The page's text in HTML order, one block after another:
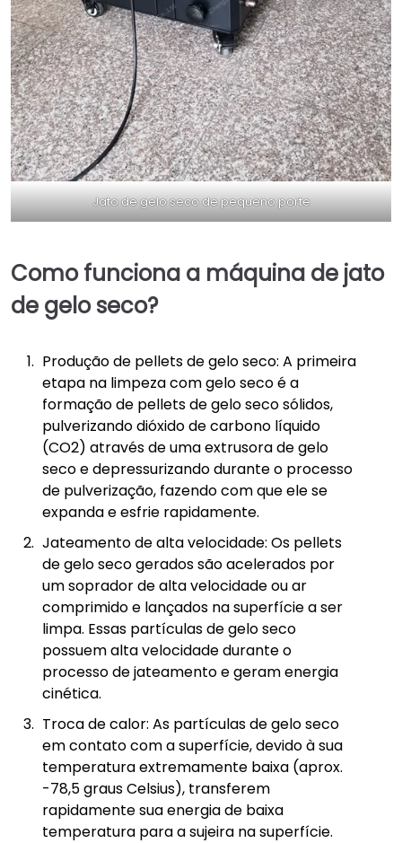
Jato de gelo seco de pequeno porte
Como funciona a máquina de jato
de gelo seco?
Produção de pellets de gelo seco: A primeira
etapa na limpeza com gelo seco é a
formação de pellets de gelo seco sólidos,
pulverizando dióxido de carbono líquido
(CO2) através de uma extrusora de gelo
seco e depressurizando durante o processo
de pulverização, fazendo com que ele se
expanda e esfrie rapidamente.
Jateamento de alta velocidade: Os pellets
de gelo seco gerados são acelerados por
um soprador de alta velocidade ou ar
comprimido e lançados na superfície a ser
limpa. Essas partículas de gelo seco
possuem alta velocidade durante o
processo de jateamento e geram energia
cinética.
Troca de calor: As partículas de gelo seco
em contato com a superfície, devido à sua
temperatura extremamente baixa (aprox.
-78,5 graus Celsius), transferem
rapidamente sua energia de baixa
temperatura para a sujeira na superfície.